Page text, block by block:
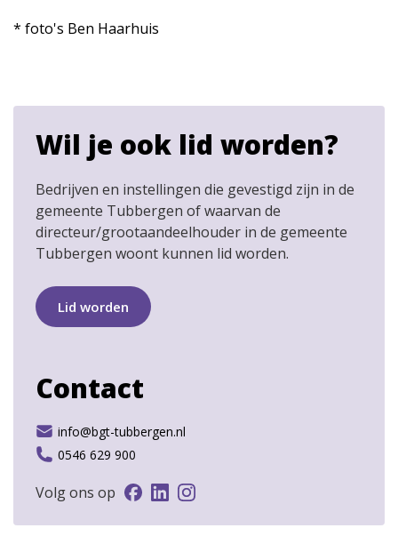
* foto's Ben Haarhuis
Wil je ook lid worden?
Bedrijven en instellingen die gevestigd zijn in de
gemeente Tubbergen of waarvan de
directeur/grootaandeelhouder in de gemeente
Tubbergen woont kunnen lid worden.
Lid worden
Contact
info@bgt-tubbergen.nl
0546 629 900
Volg ons op